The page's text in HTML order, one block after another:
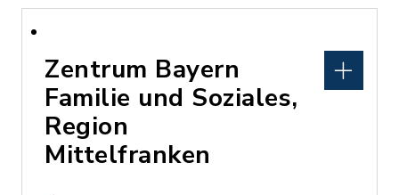
Zentrum Bayern
Familie und Soziales,
Region
Mittelfranken